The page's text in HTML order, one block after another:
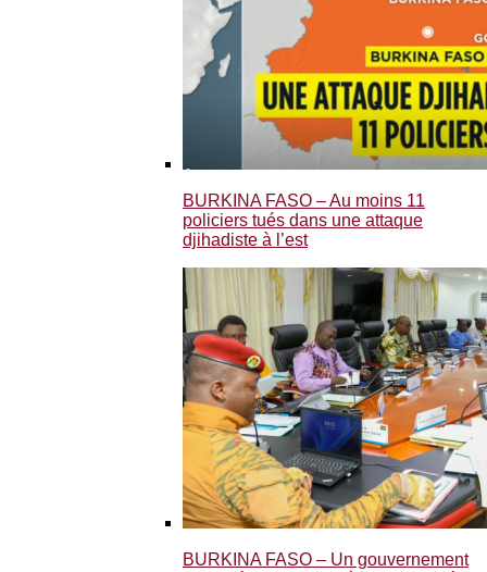
BURKINA FASO – Au moins 11
policiers tués dans une attaque
djihadiste à l’est
BURKINA FASO – Un gouvernement